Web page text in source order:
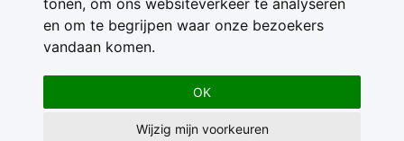
tonen, om ons websiteverkeer te analyseren
en om te begrijpen waar onze bezoekers
vandaan komen.
OK
Wijzig mijn voorkeuren
Feedback
Nieuwsbrief
Adverteren
Gebruikersvoorwaarden
Privacy Statement